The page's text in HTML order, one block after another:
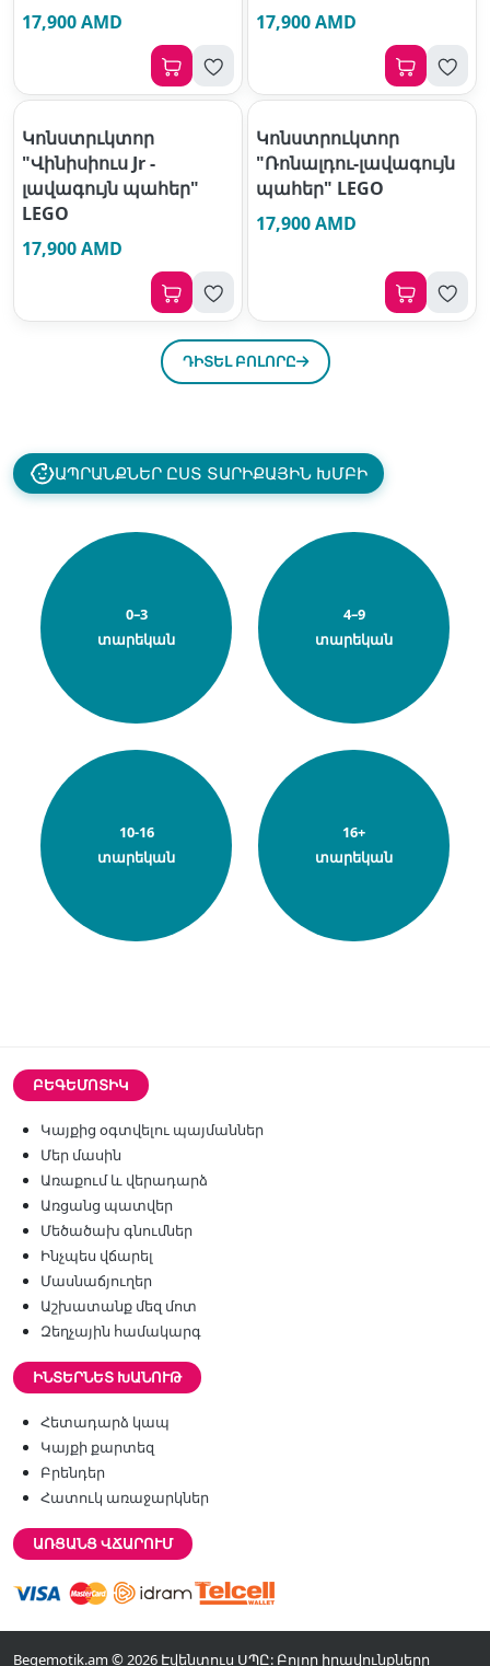
17,900 AMD
17,900 AMD
Կոնստրւկտոր
"Վինիսիուս Jr -
լավագույն պահեր"
LEGO
17,900 AMD
Կոնստրուկտոր
"Ռոնալդու-լավագույն
պահեր" LEGO
17,900 AMD
ԴԻՏԵԼ ԲՈԼՈՐԸ
ԱՊՐԱՆՔՆԵՐ ԸՍՏ ՏԱՐԻՔԱՅԻՆ ԽՄԲԻ
0–3
տարեկան
4–9
տարեկան
10-16
տարեկան
16+
տարեկան
ԲԵԳԵՄՈՏԻԿ
Կայքից օգտվելու պայմաններ
Մեր մասին
Առաքում և վերադարձ
Առցանց պատվեր
Մեծածախ գնումներ
Ինչպես վճարել
Մասնաճյուղեր
Աշխատանք մեզ մոտ
Զեղչային համակարգ
ԻՆՏԵՐՆԵՏ ԽԱՆՈՒԹ
Հետադարձ կապ
Կայքի քարտեզ
Բրենդեր
Հատուկ առաջարկներ
ԱՌՑԱՆՑ ՎՃԱՐՈՒՄ
Begemotik.am © 2026 Էվենտուս ՍՊԸ: Բոլոր իրավունքները